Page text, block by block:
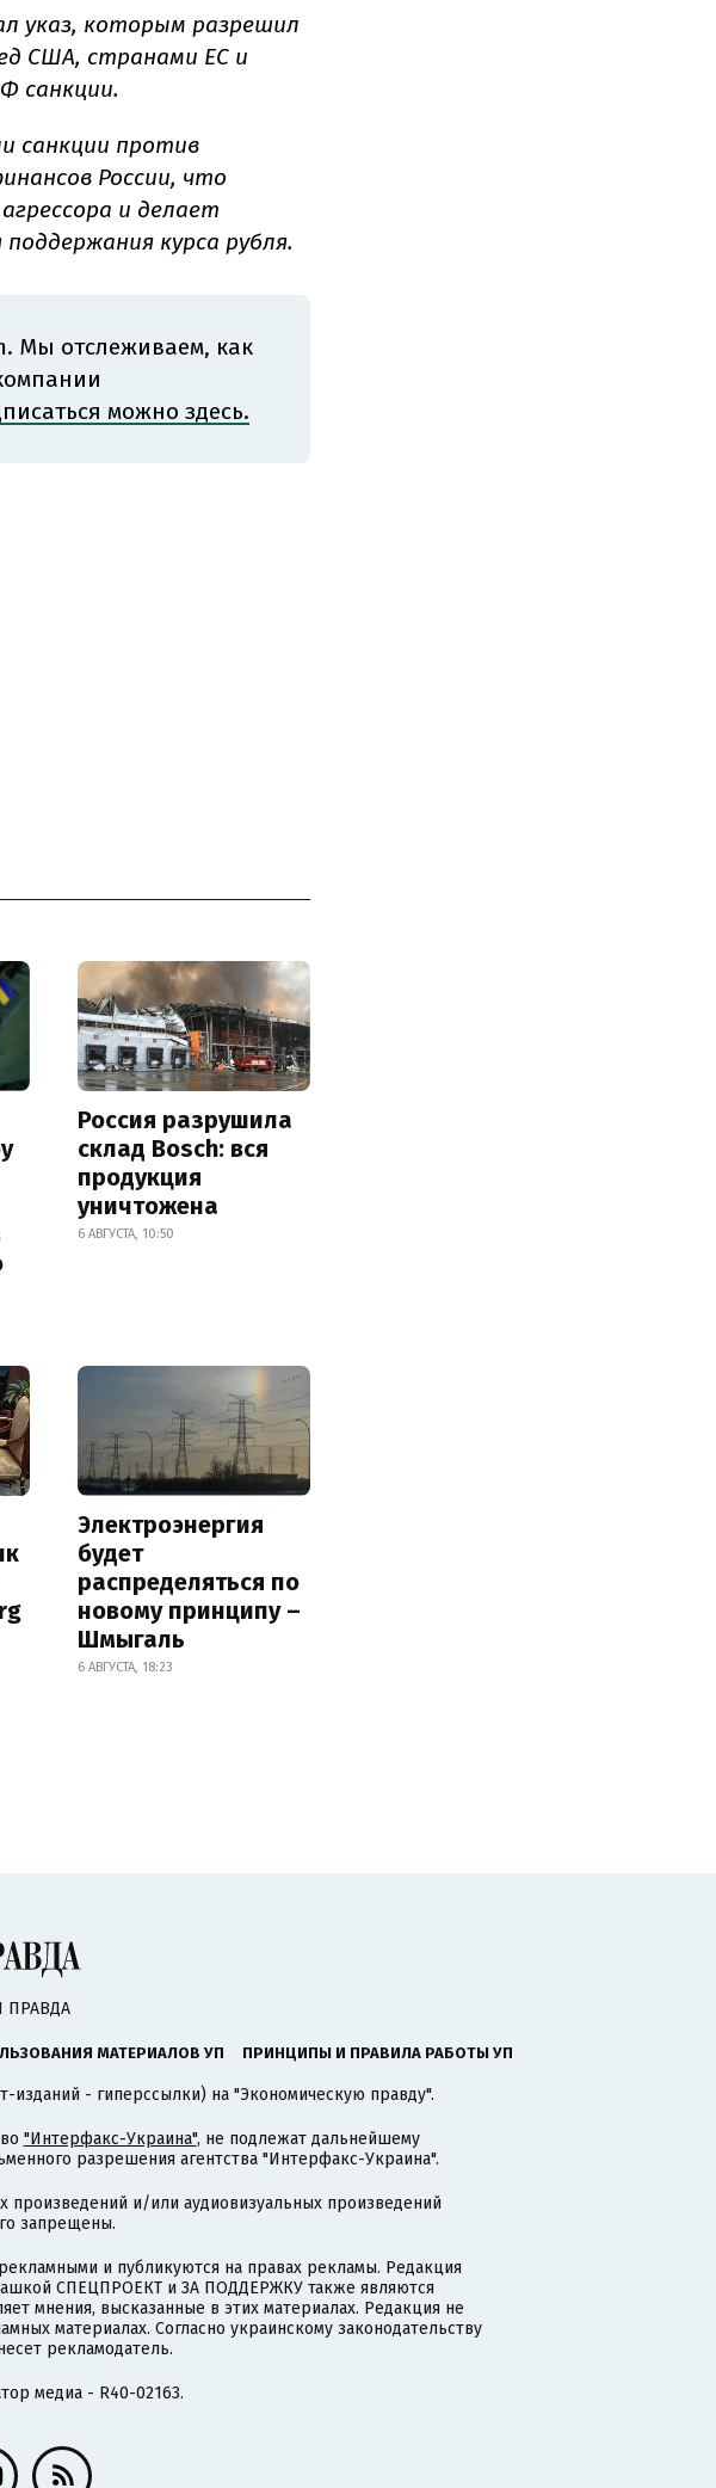
указ, которым разрешил
США, странами ЕС и
санкции.
санкции против
России, что
и делает
курса рубля.
Мы отслеживаем, как
можно здесь.
Россия разрушила
склад Bosch: вся
продукция
уничтожена
6 АВГУСТА, 10:50
Электроэнергия
будет
распределяться по
новому принципу –
Шмыгаль
6 АВГУСТА, 18:23
ПРАВДА
МАТЕРИАЛОВ УП ПРИНЦИПЫ И ПРАВИЛА РАБОТЫ УП
изданий - гиперссылки) на "Экономическую правду".
"Интерфакс-Украина", не подлежат дальнейшему
разрешения агентства "Интерфакс-Украина".
произведений и/или аудиовизуальных произведений
запрещены.
и публикуются на правах рекламы. Редакция
СПЕЦПРОЕКТ и ЗА ПОДДЕРЖКУ также являются
мнения, высказанные в этих материалах. Редакция не
материалах. Согласно украинскому законодательству
рекламодатель.
медиа - R40-02163.